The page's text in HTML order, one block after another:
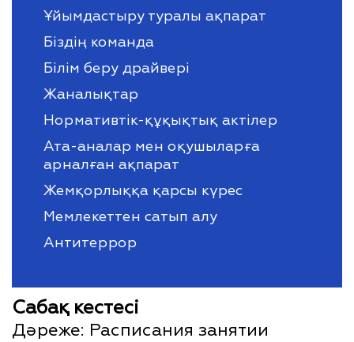
Ұйымдастыру туралы ақпарат
Біздің команда
Білім беру драйвері
Жаналықтар
Нормативтік-құқықтық актілер
Ата-аналар мен оқушыларға
арналған ақпарат
Жемқорлыққа қарсы күрес
Мемлекеттен сатып алу
Антитеррор
Сабақ кестесі
Дәреже: Расписания занятии